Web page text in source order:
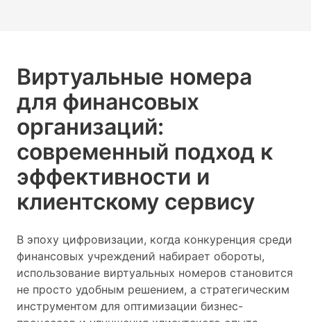
Виртуальные номера
для финансовых
организаций:
современный подход к
эффективности и
клиентскому сервису
В эпоху цифровизации, когда конкуренция среди
финансовых учреждений набирает обороты,
использование виртуальных номеров становится
не просто удобным решением, а стратегическим
инструментом для оптимизации бизнес-